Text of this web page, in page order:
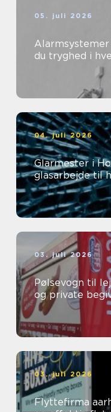
05. juli 2026
du tryghed i
04. juli 2026
Glarmester i
glasarbejde til
03. juli 2026
Pølsevogn til
og private
03. juli 2026
Flyttefirma aarhus sådan får du